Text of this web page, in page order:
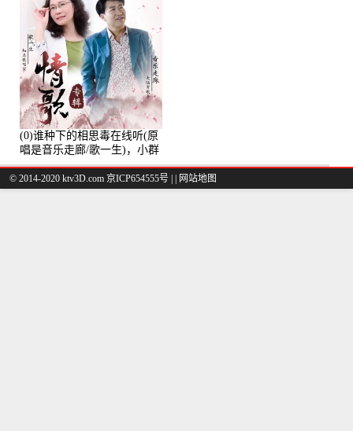
(0)谁种下的相思毒在线听(原
唱是音乐走廊/歌一生)，小群
演唱点播:8975次
© 2014-2020 ktv3D.com 京ICP654555号 | 网站地图